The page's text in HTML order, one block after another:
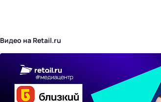
Видео на Retail.ru